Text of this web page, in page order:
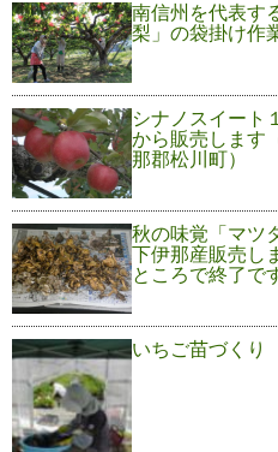
南信州を代表す
梨」の袋掛け作
シナノスイート
から販売します
那郡松川町）
秋の味覚「マツ
下伊那産販売し
ところで終了で
いちご苗づくり